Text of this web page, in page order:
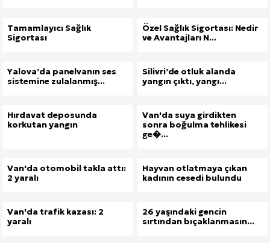
Tamamlayıcı Sağlık
Sigortası
Özel Sağlık Sigortası: Nedir
ve Avantajları N...
Yalova’da panelvanın ses
sistemine zulalanmış...
Silivri’de otluk alanda
yangın çıktı, yangı...
Hırdavat deposunda
korkutan yangın
Van'da suya girdikten
sonra boğulma tehlikesi
ge�...
Van'da otomobil takla attı:
2 yaralı
Hayvan otlatmaya çıkan
kadının cesedi bulundu
Van'da trafik kazası: 2
yaralı
26 yaşındaki gencin
sırtından bıçaklanmasın...